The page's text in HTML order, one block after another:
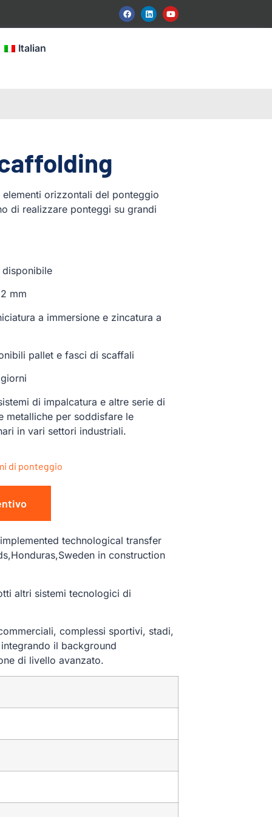
Italian
orizzontali del ponteggio
di realizzare ponteggi su grandi
mm
a immersione e zincatura a
pallet e fasci di scaffali
di impalcatura e altre serie di
metalliche per soddisfare le
in vari settori industriali.
di ponteggio
technological transfer
in construction
altri sistemi tecnologici di
complessi sportivi, stadi,
il background
di livello avanzato.